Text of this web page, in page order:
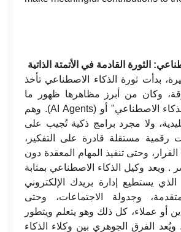
الثورة القادمة في الأتمتة الذاتية
بدأت ثورة الذكاء الاصطناعي تأخذ
وكان من أبرز مظاهرها ظهور ما
يُعرف بـ "وكلاء الذكاء الاصطناعي" أو (AI Agents). وهم
ولا مجرد برامج ذكية تُجيب على
رقمية مستقلة قادرة على التفكير،
وحتى تنفيذ المهام المعقدة دون
ويعد وكيل الذكاء الاصطناعي بمثابة
يستطيع إدارة بريدك الإلكتروني
وجدولة الاجتماعات، وحتى
أو عملاء، كل ذلك وهو يتعلم ويتطور
الفرق الجوهري بين وكلاء الذكاء